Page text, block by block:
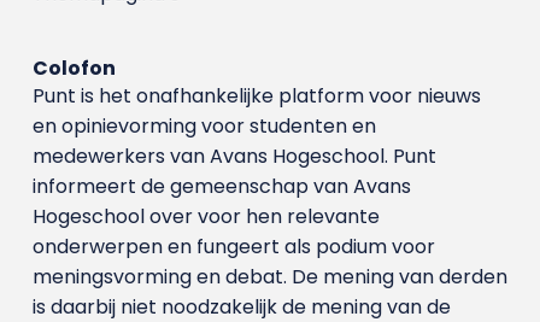
Colofon
Punt is het onafhankelijke platform voor nieuws
en opinievorming voor studenten en
medewerkers van Avans Hoge­school. Punt
informeert de gemeenschap van Avans
Hogeschool over voor hen relevante
onderwerpen en fungeert als podium voor
meningsvorming en debat. De mening van derden
is daarbij niet noodzakelijk de mening van de